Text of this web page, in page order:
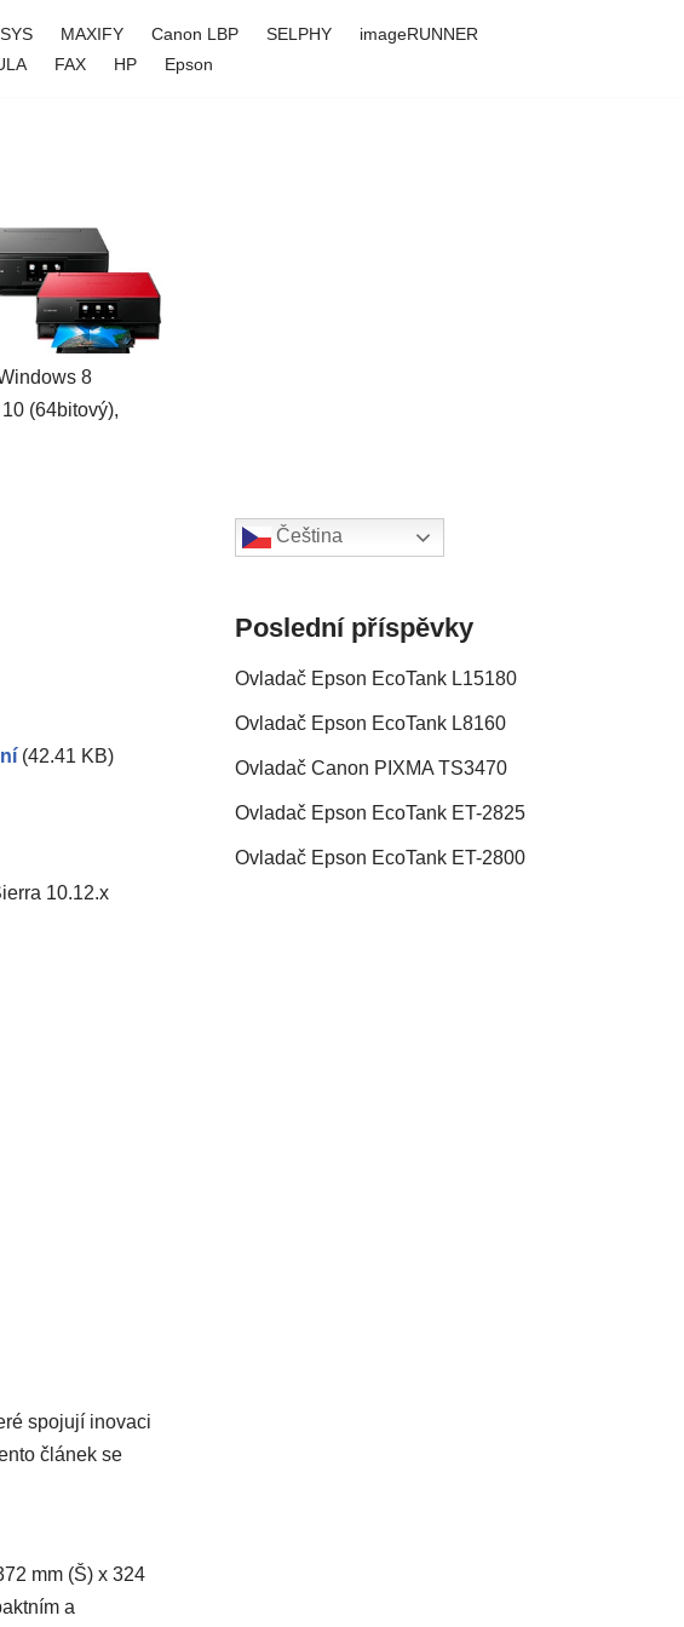
MAXIFY Canon LBP SELPHY
imageRUNNER
FAX HP Epson
8
(64bitový),
(42.41 KB)
10.12.x
spojují inovaci
článek se
mm (Š) x 324
a
Čeština‎
Poslední příspěvky
Ovladač Epson EcoTank L15180
Ovladač Epson EcoTank L8160
Ovladač Canon PIXMA TS3470
Ovladač Epson EcoTank ET-2825
Ovladač Epson EcoTank ET-2800